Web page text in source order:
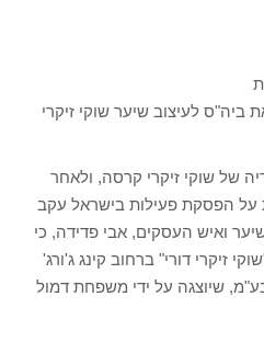
לעיצוב שיער שוקי זיקרי
של שוקי זיקרי קרסה, ולאחר
על הפסקת פעילות בישראל עקב
ואיש העסקים, אבי פדידה, כי
זיקרי דורי" ברחוב קינג ג'ורג'
שיוצגה על ידי משפחת דמול